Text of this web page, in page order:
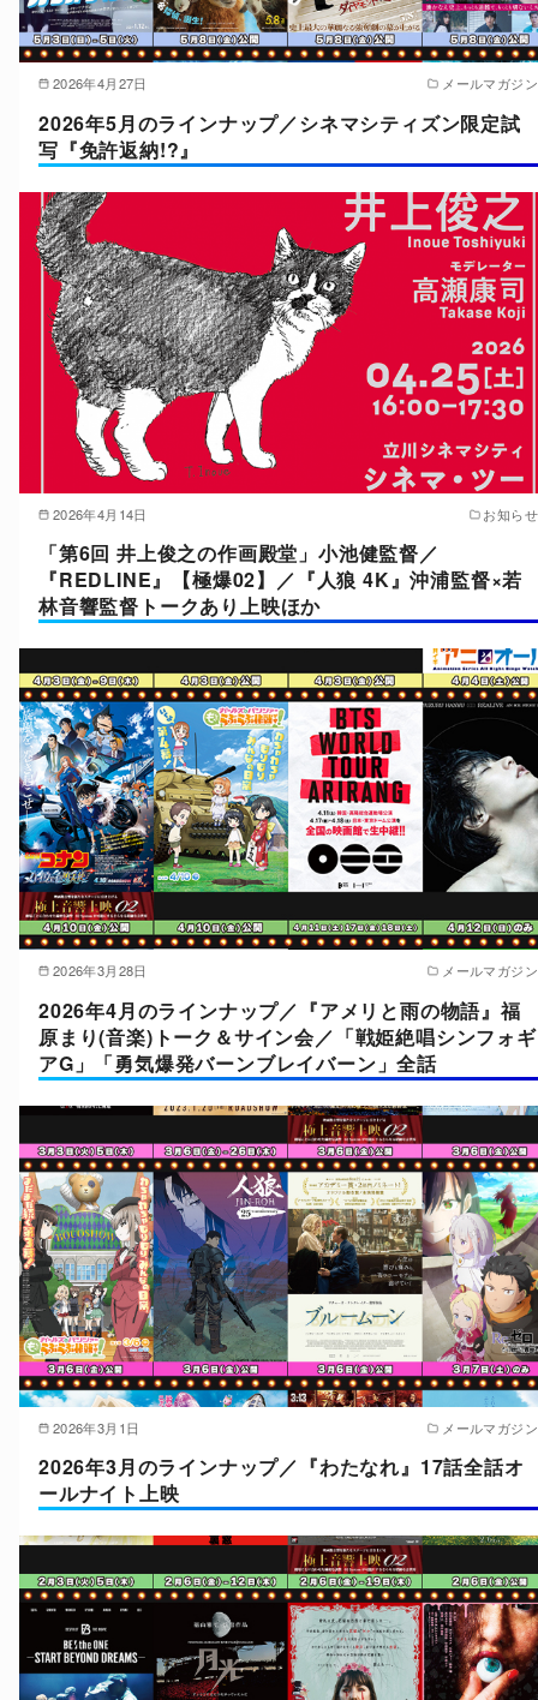
2026年4月27日 メールマガジン
2026年5月のラインナップ／シネマシティズン限定試
写『免許返納!?』
2026年4月14日 お知らせ
「第6回 井上俊之の作画殿堂」小池健監督／
『REDLINE』【極爆02】／『人狼 4K』沖浦監督×若
林音響監督トークあり上映ほか
2026年3月28日 メールマガジン
2026年4月のラインナップ／『アメリと雨の物語』福
原まり(音楽)トーク＆サイン会／「戦姫絶唱シンフォギ
アG」「勇気爆発バーンブレイバーン」全話
2026年3月1日 メールマガジン
2026年3月のラインナップ／『わたなれ』17話全話オ
ールナイト上映